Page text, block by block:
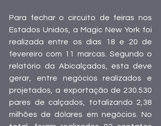
Para fechar o circuito de feiras nos
Estados Unidos, a Magic New York foi
realizada entre os dias 18 e 20 de
fevereiro com 11 marcas. Segundo o
relatório da Abicalçados, esta deve
gerar, entre negócios realizados e
projetados, a exportação de 230.530
pares de calçados, totalizando 2,38
milhões de dólares em negócios. No